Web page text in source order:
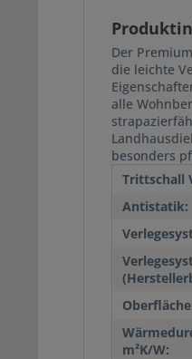
Der
die leichte
alle
besonders
Trittschall
Antistatik:
m²K/W: